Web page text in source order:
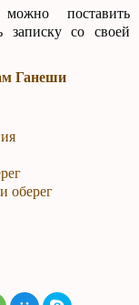
поставить
записку со своей
Ганеши
оберег